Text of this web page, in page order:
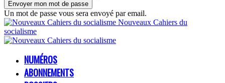
Un mot de passe vous sera envoyé par email.
Nouveaux Cahiers du
socialisme
NUMÉROS
ABONNEMENTS